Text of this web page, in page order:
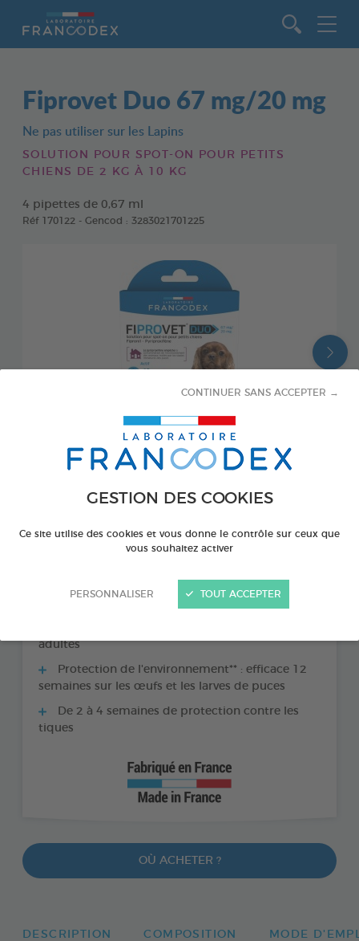
GESTION DES COOKIES
Ce site utilise des cookies et vous donne le contrôle sur ceux que
vous souhaitez activer
PERSONNALISER
CONTINUER SANS ACCEPTER →
TOUT ACCEPTER
Fiprovet Duo 67 mg/20 mg
Ne pas utiliser sur les Lapins
SOLUTION POUR SPOT-ON POUR PETITS
CHIENS DE 2 KG À 10 KG
4 pipettes de 0,67 ml
Réf 170122 - Gencod : 3283021701225
LES + PRODUITS
adultes
Protection de l'environnement** : efficace 12
semaines sur les œufs et les larves de puces
De 2 à 4 semaines de protection contre les
tiques
OÙ ACHETER ?
DESCRIPTION COMPOSITION MODE